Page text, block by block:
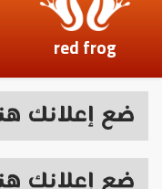
red frog